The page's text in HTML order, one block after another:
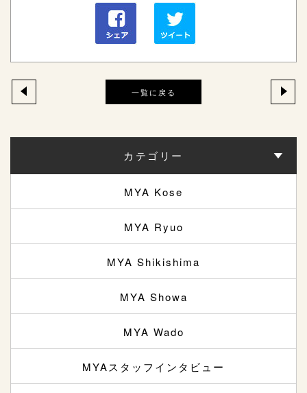
一覧に戻る
カテゴリー
MYA Kose
MYA Ryuo
MYA Shikishima
MYA Showa
MYA Wado
MYAスタッフインタビュー